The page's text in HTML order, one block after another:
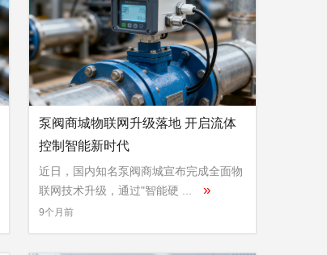
泵阀商城物联网升级落地 开启流体
控制智能新时代
近日，国内知名泵阀商城宣布完成全面物
联网技术升级，通过"智能硬 ...
»
9个月前